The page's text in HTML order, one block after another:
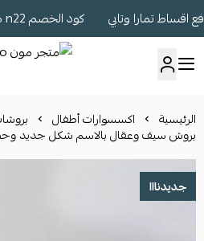
كود الخصم n22 متوفر دفع اقساط تمارا وتابي
الرئيسية اكسسوارات أطفال
بروش سيف وعقال بالاسم شكل جديد
جديدنااا